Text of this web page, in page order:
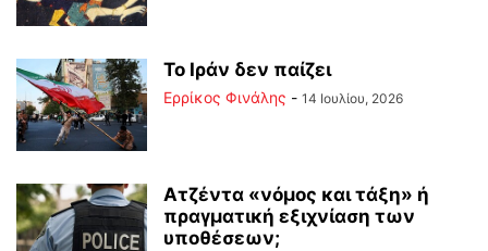
Το Ιράν δεν παίζει
Ερρίκος Φινάλης - 14 Ιουλίου, 2026
Ατζέντα «νόμος και τάξη» ή
πραγματική εξιχνίαση των
υποθέσεων;